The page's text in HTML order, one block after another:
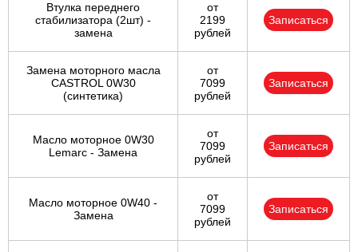
Втулка переднего
стабилизатора (2шт) -
замена
от
2199
рублей
Записаться
Замена моторного масла
CASTROL 0W30
(синтетика)
от
7099
рублей
Записаться
Масло моторное 0W30
Lemarc - Замена
от
7099
рублей
Записаться
Масло моторное 0W40 -
Замена
от
7099
рублей
Записаться